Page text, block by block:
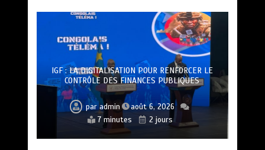
IGF : LA DIGITALISATION POUR RENFORCER LE
CONTRÔLE DES FINANCES PUBLIQUES
paradmin
août 6, 2026
7 minutes
2 jours